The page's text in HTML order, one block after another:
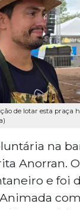
de lotar esta praça
na
Anorran.
e foi